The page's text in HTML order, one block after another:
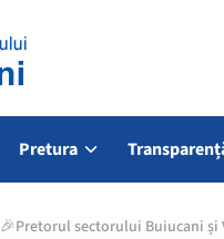
Pretura
🎉Pretorul sectorului Buiucani